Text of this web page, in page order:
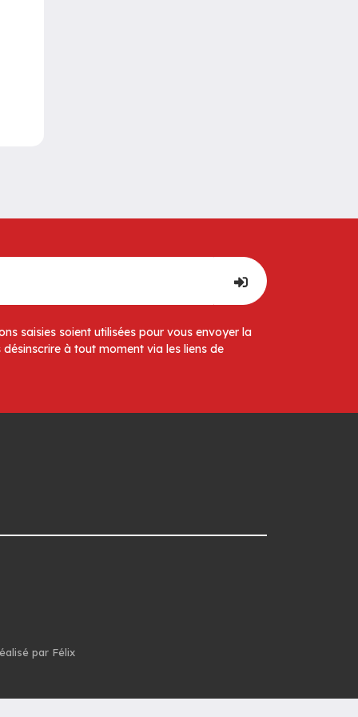
saisies soient utilisées pour vous envoyer la
à tout moment via les liens de
par Félix